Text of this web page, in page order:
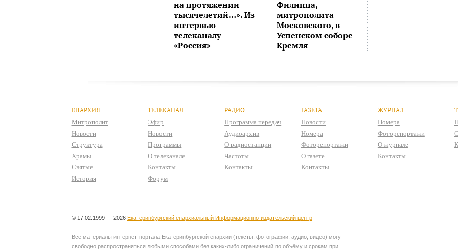
на протяжении
тысячелетий…». Из
интервью
телеканалу
«Россия»
Филиппа,
митрополита
Московского, в
Успенском соборе
Кремля
ЕПАРХИЯ
Митрополит
Новости
Структура
Храмы
Святые
История
ТЕЛЕКАНАЛ
Эфир
Новости
Программы
О телеканале
Контакты
Форум
РАДИО
Программа передач
Аудиоархив
О радиостанции
Частоты
Контакты
ГАЗЕТА
Новости
Номера
Фоторепортажи
О газете
Контакты
ЖУРНАЛ
Номера
Фоторепортажи
О журнале
Контакты
© 17.02.1999 — 2026 Екатеринбургский епархиальный Информационно-издательский центр
Все материалы интернет-портала Екатеринбургской епархии (тексты, фотографии, аудио, видео) могут
свободно распространяться любыми способами без каких-либо ограничений по объёму и срокам при